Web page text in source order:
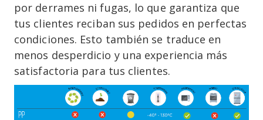
por derrames ni fugas, lo que garantiza que
tus clientes reciban sus pedidos en perfectas
condiciones. Esto también se traduce en
menos desperdicio y una experiencia más
satisfactoria para tus clientes.